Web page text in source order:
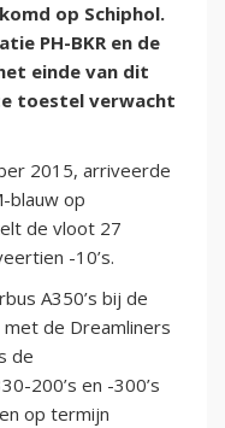
op Schiphol.
PH-BKR en de
einde van dit
toestel verwacht
2015, arriveerde
blauw op
de vloot 27
-10’s.
A350’s bij de
de Dreamliners
de
200’s en -300’s
op termijn